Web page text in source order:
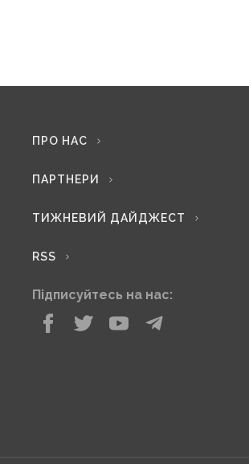
ПРО НАС
ПАРТНЕРИ
ТИЖНЕВИЙ ДАЙДЖЕСТ
RSS
Підписуйтесь на нас: